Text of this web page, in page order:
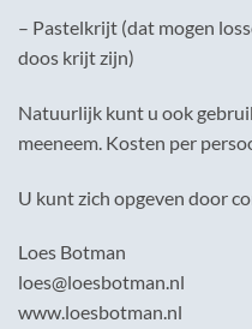
– Pastelkrijt (dat mogen
doos krijt zijn)
Natuurlijk kunt u ook
meeneem. Kosten per
U kunt zich opgeven door
Loes Botman
loes@loesbotman.nl
www.loesbotman.nl